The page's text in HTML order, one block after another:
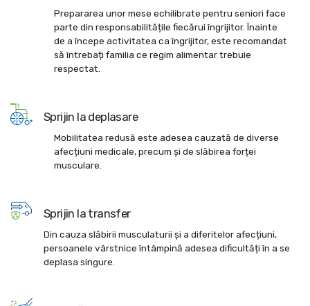
Prepararea unor mese echilibrate pentru seniori face
parte din responsabilitățile fiecărui îngrijitor. Înainte
de a începe activitatea ca îngrijitor, este recomandat
să întrebați familia ce regim alimentar trebuie
respectat.
Sprijin la deplasare
Mobilitatea redusă este adesea cauzată de diverse
afecțiuni medicale, precum și de slăbirea forței
musculare.
Sprijin la transfer
Din cauza slăbirii musculaturii și a diferitelor afecțiuni,
persoanele vârstnice întâmpină adesea dificultăți în a se
deplasa singure.